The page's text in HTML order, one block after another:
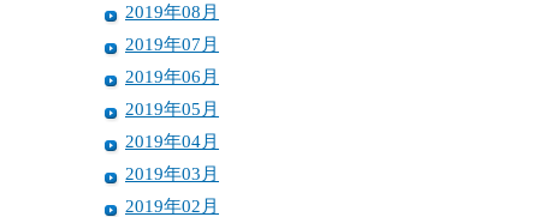
2019年08月
2019年07月
2019年06月
2019年05月
2019年04月
2019年03月
2019年02月